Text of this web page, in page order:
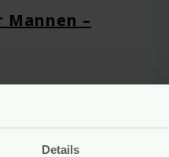
Details
Mannen –